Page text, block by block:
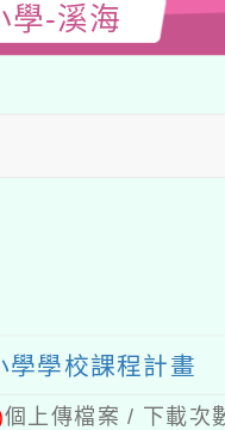
學-溪海
學校課程計畫
個上傳檔案 / 下載次